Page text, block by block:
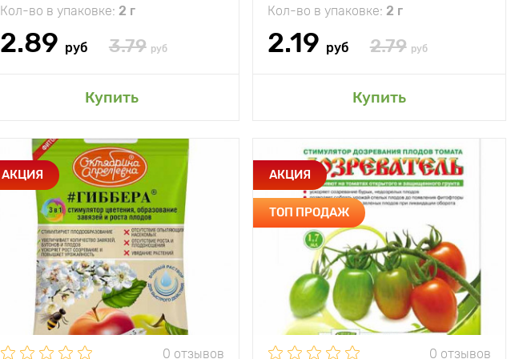
Кол-во в упаковке: 2 г
2.89 руб 3.79 руб
Купить
Добавить в мой сад
Кол-во в упаковке: 2 г
2.19 руб 2.79 руб
Купить
Добавить в мой сад
АКЦИЯ
0 отзывов
Особенности
Усиление
плодообразовательных
процессов
Периодичность
использования
гиббереллиновых
кислот А4,А7
Применение
Опрыскивание
растений, 1-е - в
конце фазы
цветения, 2-е и 3-е
с интервалом 7- 10
рабочей жидкости –
АКЦИЯ
ТОП ПРОДАЖ
0 отзывов
Особенности
Повышает сборы
спелых и крупных
плодов
Состав
хлорэтилфосфоновая
кислота - 629 г/л
Периодичность
использования
Однократно при
созревании 5-30%
плодов
Применение Опрыскивание